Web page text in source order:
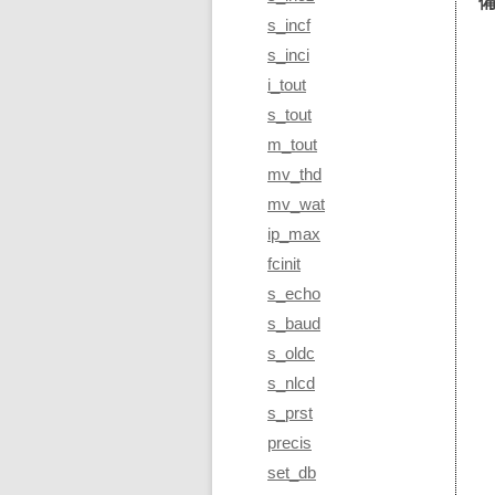
s_incf
s_inci
i_tout
s_tout
m_tout
mv_thd
mv_wat
ip_max
fcinit
s_echo
s_baud
s_oldc
s_nlcd
s_prst
precis
set_db